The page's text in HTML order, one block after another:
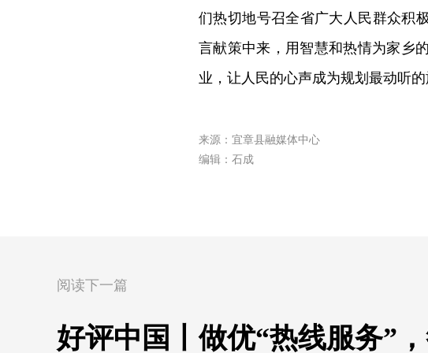
们热切地号召全省广大人民群众积
言献策中来，用智慧和热情为家乡
业，让人民的心声成为规划最动听的
来源：宜章县融媒体中心
编辑：石成
阅读下一篇
好评中国丨做优“热线服务”